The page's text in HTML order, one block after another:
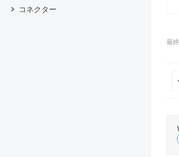
コネクター
最